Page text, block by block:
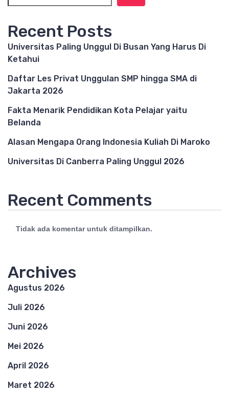
Recent Posts
Universitas Paling Unggul Di Busan Yang Harus Di
Ketahui
Daftar Les Privat Unggulan SMP hingga SMA di
Jakarta 2026
Fakta Menarik Pendidikan Kota Pelajar yaitu
Belanda
Alasan Mengapa Orang Indonesia Kuliah Di Maroko
Universitas Di Canberra Paling Unggul 2026
Recent Comments
Tidak ada komentar untuk ditampilkan.
Archives
Agustus 2026
Juli 2026
Juni 2026
Mei 2026
April 2026
Maret 2026